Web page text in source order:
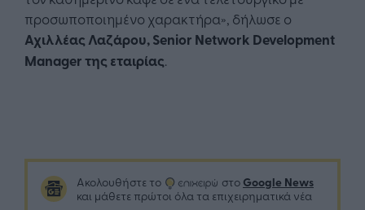
προσωποποιημένο χαρακτήρα», δήλωσε ο
Αχιλλέας Λαζάρου, Senior Network Development
Manager της εταιρίας.
Ακολουθήστε το στο Google News
και μάθετε πρώτοι όλα τα επιχειρηματικά νέα